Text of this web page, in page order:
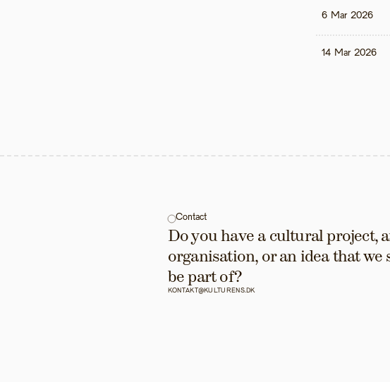
6 Mar 2026
14 Mar 2026
KONTAKT@KULTURENS.DK
Do you have a cultural project,
organisation, or an idea that we
be part of?
Contact